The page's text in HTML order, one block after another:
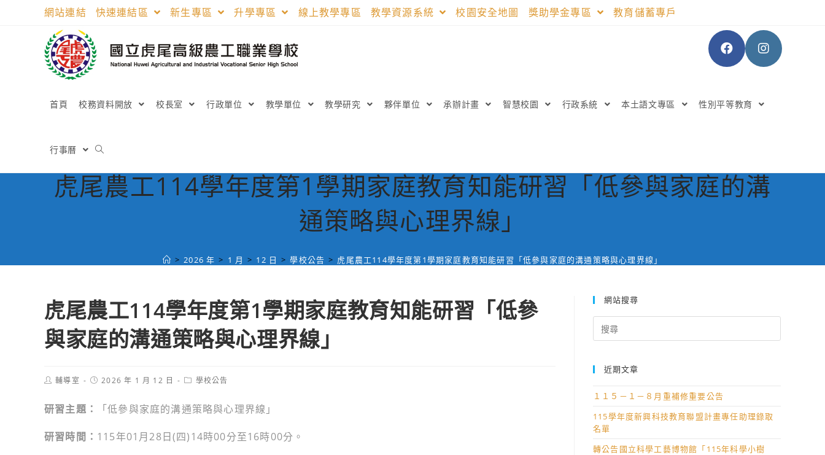
網站連結 快速連結區 新生專區 升學專區 線上教學專區 教學資源系統 校園安全地圖 獎助學金專區 教育儲蓄專戶
首頁 校務資料開放 校長室 行政單位 教學單位 教學研究 夥伴單位 承辦計畫 智慧校園 行政系統 本土語文專區 性別平等教育
行事曆
虎尾農工114學年度第1學期家庭教育知能研習「低參與家庭的溝
通策略與心理界線」
> 2026 年 > 1 月 > 12 日 > 學校公告 > 虎尾農工114學年度第1學期家庭教育知能研習「低參與家庭的溝通策略與心理界線」
虎尾農工114學年度第1學期家庭教育知能研習「低參
與家庭的溝通策略與心理界線」
Post輔導室
Post2026 年 1 月 12 日
Post學校公告
研習主題： 「低參與家庭的溝通策略與心理界線」
研習時間： 115年01月28日(四)14時00分至16時00分。
網站搜尋
for:
近期文章
１１５－１－８月重補修重要公告
115學年度新興科技教育聯盟計畫專任助理錄取
名單
轉公告國立科學工藝博物館「115年科學小樹